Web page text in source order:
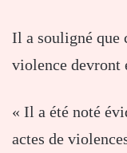
Il a souligné que
violence devront
« Il a été noté
actes de